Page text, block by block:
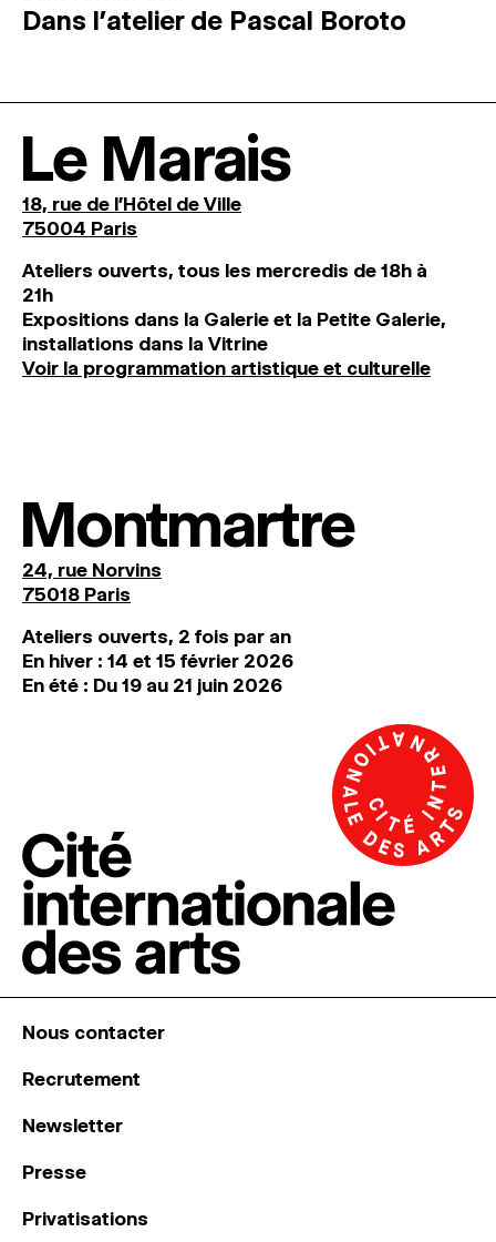
Dans l’atelier de Pascal Boroto
Le Marais
18, rue de l'Hôtel de Ville
75004 Paris
Ateliers ouverts, tous les mercredis de 18h à
21h
Expositions dans la Galerie et la Petite Galerie,
installations dans la Vitrine
Voir la programmation artistique et culturelle
Montmartre
24, rue Norvins
75018 Paris
Ateliers ouverts, 2 fois par an
En hiver : 14 et 15 février 2026
En été : Du 19 au 21 juin 2026
Nous contacter
Recrutement
Newsletter
Presse
Privatisations